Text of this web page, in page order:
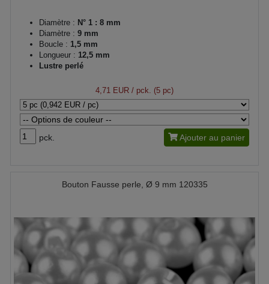
Diamètre : N° 1 : 8 mm
Diamètre : 9 mm
Boucle : 1,5 mm
Longueur : 12,5 mm
Lustre perlé
4,71 EUR / pck. (5 pc)
pck. Ajouter au panier
Bouton Fausse perle, Ø 9 mm 120335